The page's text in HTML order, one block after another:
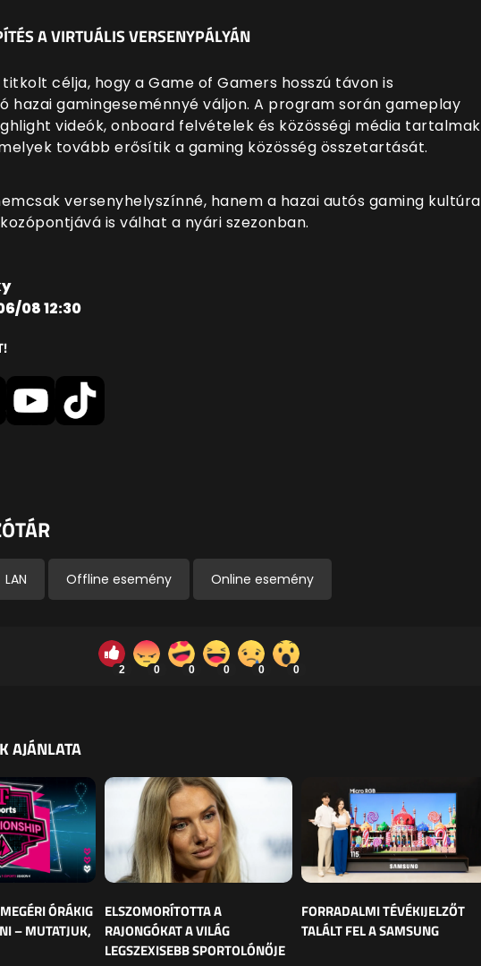
A VIRTUÁLIS VERSENYPÁLYÁN
titkolt célja, hogy a Game of Gamers hosszú távon is
hazai gamingeseménnyé váljon. A program során gameplay
videók, onboard felvételek és közösségi média tartalmak
tovább erősítik a gaming közösség összetartását.
versenyhelyszínné, hanem a hazai autós gaming kultúra
is válhat a nyári szezonban.
08 12:30
LAN Offline esemény Online esemény
2 0 0 0 0 0
AJÁNLATA
ÓRÁKIG
– MUTATJUK,
ELSZOMORÍTOTTA A
RAJONGÓKAT A VILÁG
LEGSZEXISEBB SPORTOLÓNŐJE
FORRADALMI TÉVÉKIJELZŐT
TALÁLT FEL A SAMSUNG